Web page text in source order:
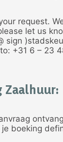
request.
let us
sign
+31 6 – 23
Zaalhuur:
boeking